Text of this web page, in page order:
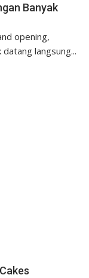
Banyak
opening,
langsung...